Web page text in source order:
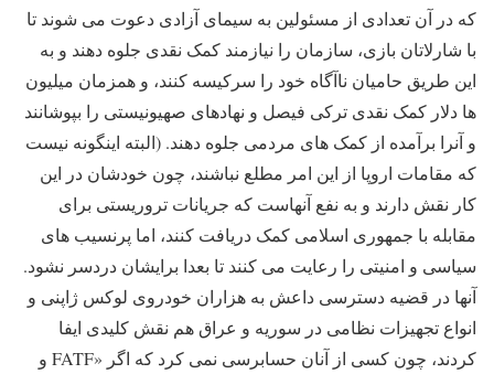
که در آن تعدادی از مسئولین به سیمای آزادی دعوت می شوند تا
با شارلاتان بازی، سازمان را نیازمند کمک نقدی جلوه دهند و به
این طریق حامیان ناآگاه خود را سرکیسه کنند، و همزمان میلیون
ها دلار کمک نقدی ترکی فیصل و نهادهای صهیونیستی را بپوشانند
و آنرا برآمده از کمک های مردمی جلوه دهند. (البته اینگونه نیست
که مقامات اروپا از این امر مطلع نباشند، چون خودشان در این
کار نقش دارند و به نفع آنهاست که جریانات تروریستی برای
مقابله با جمهوری اسلامی کمک دریافت کنند، اما پرنسیب های
سیاسی و امنیتی را رعایت می کنند تا بعدا برایشان دردسر نشود.
آنها در قضیه دسترسی داعش به هزاران خودروی لوکس ژاپنی و
انواع تجهیزات نظامی در سوریه و عراق هم نقش کلیدی ایفا
کردند، چون کسی از آنان حسابرسی نمی کرد که اگر «FATF و